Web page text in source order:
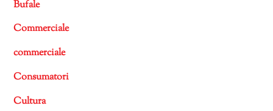
Bufale
Commerciale
commerciale
Consumatori
Cultura